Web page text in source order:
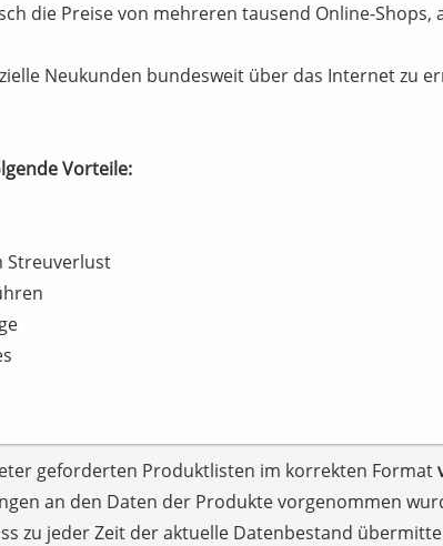
die Preise von mehreren tausend Online-Shops,
Neukunden bundesweit über das Internet zu
Vorteile:
Streuverlust
geforderten Produktlisten im korrekten Format
an den Daten der Produkte vorgenommen
zu jeder Zeit der aktuelle Datenbestand